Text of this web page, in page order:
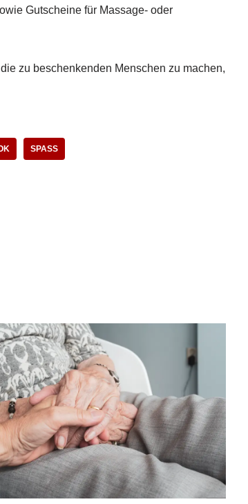
Gutscheine für Massage- oder
zu beschenkenden Menschen zu machen,
SPASS